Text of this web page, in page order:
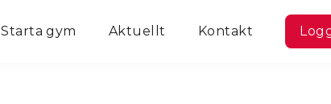
Starta gym Aktuellt Kontakt